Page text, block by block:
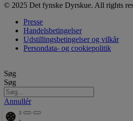
© 2025 Det fynske Dyrskue. All rights
Presse
Handelsbetingelser
Udstillingsbetingelser og vilkår
Persondata- og cookiepolitik
Søg
Søg
Annullér